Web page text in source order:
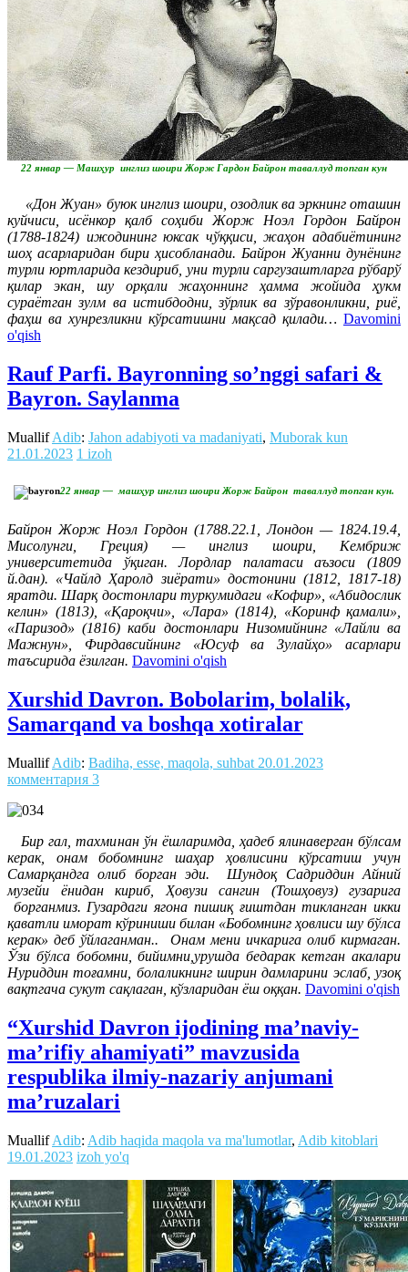
22 январ — Машҳур инглиз шоири Жорж Гардон Байрон таваллуд топган кун
«Дон Жуан» буюк инглиз шоири, озодлик ва эркнинг оташин
куйчиси, исёнкор қалб соҳиби Жорж Ноэл Гордон Байрон
(1788-1824) ижодининг юксак чўққиси, жаҳон адабиётининг
шоҳ асарларидан бири ҳисобланади. Байрон Жуанни дунёнинг
турли юртларида кездириб, уни турли саргузаштларга рўбарў
қилар экан, шу орқали жаҳоннинг ҳамма жойида ҳукм
сураётган зулм ва истибдодни, зўрлик ва зўравонликни, риё,
фаҳш ва хунрезликни кўрсатишни мақсад қилади… Davomini
o'qish
Rauf Parfi. Bayronning so’nggi safari &
Bayron. Saylanma
MuallifAdib: Jahon adabiyoti va madaniyati, Muborak kun
21.01.2023 1 izoh
22 январ — машҳур инглиз шоири Жорж Байрон таваллуд топган кун.
Байрон Жорж Ноэл Гордон (1788.22.1, Лондон — 1824.19.4,
Мисолунги, Греция) — инглиз шоири, Кембриж
университетида ўқиган. Лордлар палатаси аъзоси (1809
й.дан). «Чайлд Ҳаролд зиёрати» достонини (1812, 1817-18)
яратди. Шарқ достонлари туркумидаги «Кофир», «Абидослик
келин» (1813), «Қароқчи», «Лара» (1814), «Коринф қамали»,
«Паризод» (1816) каби достонлари Низомийнинг «Лайли ва
Мажнун», Фирдавсийнинг «Юсуф ва Зулайҳо» асарлари
таъсирида ёзилган. Davomini o'qish
Xurshid Davron. Bobolarim, bolalik,
Samarqand va boshqa xotiralar
MuallifAdib: Badiha, esse, maqola, suhbat 20.01.2023
комментария 3
Бир гал, тахминан ўн ёшларимда, ҳадеб ялинаверган бўлсам
керак, онам бобомнинг шаҳар ҳовлисини кўрсатиш учун
Самарқандга олиб борган эди. Шундоқ Садриддин Айний
музейи ёнидан кириб, Ҳовузи сангин (Тошҳовуз) гузарига
борганмиз. Гузардаги ягона пишиқ ғиштдан тикланган икки
қаватли иморат кўриниши билан «Бобомнинг ҳовлиси шу бўлса
керак» деб ўйлаганман.. Онам мени ичкарига олиб кирмаган.
Ўзи бўлса бобомни, бийимни,урушда бедарак кетган акалари
Нуриддин тоғамни, болаликнинг ширин дамларини эслаб, узоқ
вақтгача сукут сақлаган, кўзларидан ёш оққан. Davomini o'qish
“Xurshid Davron ijodining ma’naviy-
ma’rifiy ahamiyati” mavzusida
respublika ilmiy-nazariy anjumani
ma’ruzalari
MuallifAdib: Adib haqida maqola va ma'lumotlar, Adib kitoblari
19.01.2023 izoh yo'q